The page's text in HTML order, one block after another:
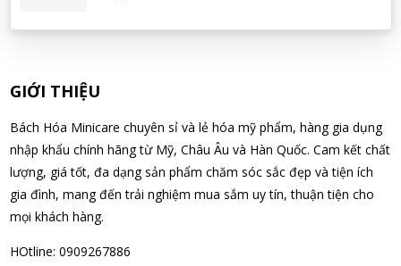
Võ Thị Thanh Tươi đã mua sản phẩm Men Vi Sinh BioGaia
Đặng Hòa Khánh Yên đã mua sản phẩm Men Vi Sinh BioGaia
Nhật Bản lọ 5ml cho trẻ Sơ Sinh
09/08/2026
Nguyễn Văn Cảnh đã mua sản phẩm Sữa Meiji số 0 Hohoemi
GIỚI THIỆU
Bách Hóa Minicare chuyên sỉ và lẻ hóa mỹ phẩm, hàng gia dụng
nhập khẩu chính hãng từ Mỹ, Châu Âu và Hàn Quốc. Cam kết chất
lượng, giá tốt, đa dạng sản phẩm chăm sóc sắc đẹp và tiện ích
gia đình, mang đến trải nghiệm mua sắm uy tín, thuận tiện cho
mọi khách hàng.
HOtline: 0909267886